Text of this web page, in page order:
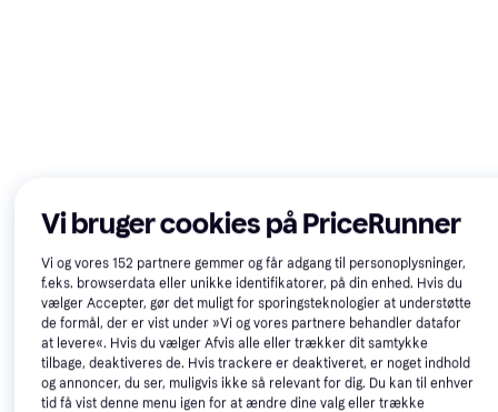
Lifestraw Go Stainless Steel
Water Filter 500 ml
Vandbeholder
349 kr.
Lifeventure Tritan Flask 1L
Navy
Vandbeholder
149 kr.
9+ butikker
Vi bruger cookies på PriceRunner
Vi og vores 152 partnere gemmer og får adgang til personoplysninger,
f.eks. browserdata eller unikke identifikatorer, på din enhed. Hvis du
vælger Accepter, gør det muligt for sporingsteknologier at understøtte
de formål, der er vist under »Vi og vores partnere behandler datafor
at levere«. Hvis du vælger Afvis alle eller trækker dit samtykke
tilbage, deaktiveres de. Hvis trackere er deaktiveret, er noget indhold
og annoncer, du ser, muligvis ikke så relevant for dig. Du kan til enhver
tid få vist denne menu igen for at ændre dine valg eller trække